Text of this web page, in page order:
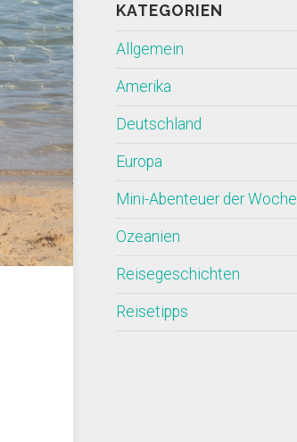
KATEGORIEN
Allgemein
Amerika
Deutschland
Europa
Mini-Abenteuer der Woche
Ozeanien
Reisegeschichten
Reisetipps